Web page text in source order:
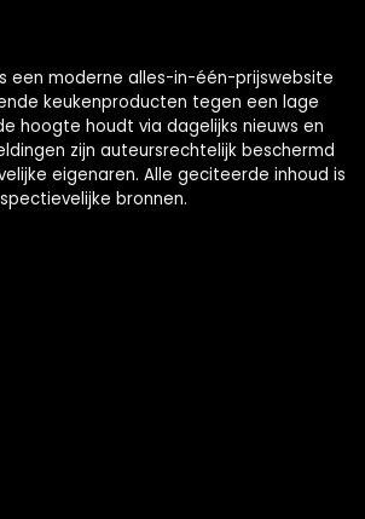
een moderne alles-in-één-prijswebsite
keukenproducten tegen een lage
hoogte houdt via dagelijks nieuws en
zijn auteursrechtelijk beschermd
eigenaren. Alle geciteerde inhoud is
bronnen.